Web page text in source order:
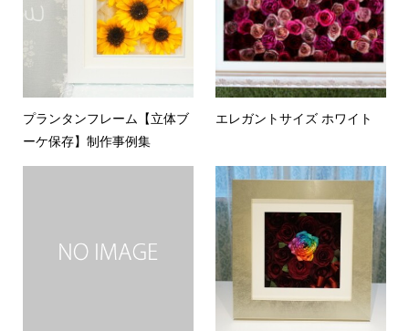
プランタンフレーム【立体ブ
ーケ保存】制作事例集
エレガントサイズ ホワイト